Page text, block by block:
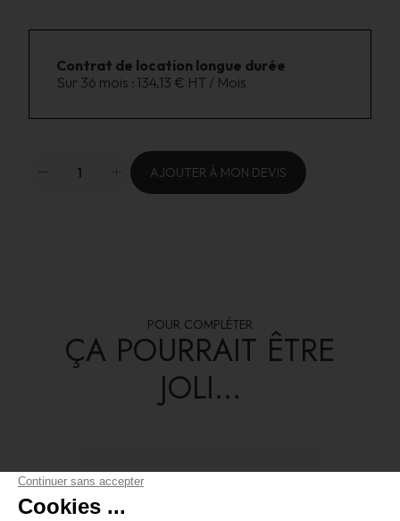
Contrat de location longue durée
Sur 36 mois : 134,13 € HT / Mois
AJOUTER À MON DEVIS
POUR COMPLÉTER
ÇA POURRAIT ÊTRE
JOLI...